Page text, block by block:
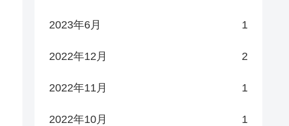
2023年6月 1
2022年12月 2
2022年11月 1
2022年10月 1